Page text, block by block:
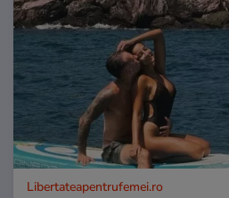
Libertateapentrufemei.ro